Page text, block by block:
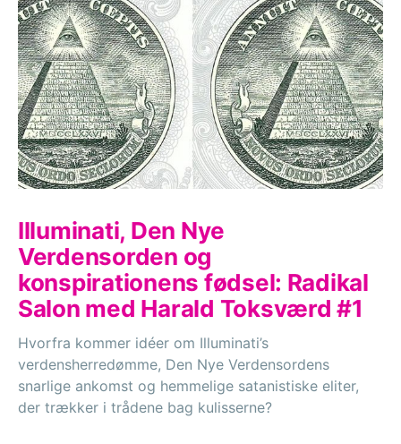
Illuminati, Den Nye
Verdensorden og
konspirationens fødsel: Radikal
Salon med Harald Toksværd #1
Hvorfra kommer idéer om Illuminati’s
verdensherredømme, Den Nye Verdensordens
snarlige ankomst og hemmelige satanistiske eliter,
der trækker i trådene bag kulisserne?